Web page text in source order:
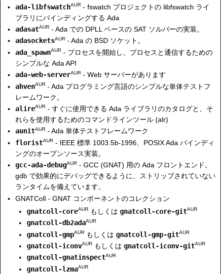
ada-libfswatchAUR - fswatch プロジェクトの libfswatch ライ
ブラリにバインディングする Ada
adasatAUR - Ada での DPLL ベースの SAT ソルバーの実装。
adasocketsAUR - Ada の BSD ソケット。
ada_spawnAUR - プロセスを開始し、プロセスと通信するための
シンプルな Ada API
ada-web-serverAUR - Web サーバーがあります
ahvenAUR - Ada プログラミング言語のシンプルな単体テストフ
レームワーク。
alireAUR - すぐに使用できる Ada ライブラリのカタログと、そ
れらを使用するためのコマンドラインツール (alr)
aunitAUR - Ada 単体テストフレームワーク
floristAUR - IEEE 標準 1003.5b-1996、POSIX Ada バインディ
ングのオープンソース実装。
gcc-ada-debugAUR - GCC (GNAT) 用の Ada フロントエンド。
gdb で効果的にデバッグできるように、ストリップされていない
ランタイムを備えています。
GNATColl - GNAT コンポーネントのコレクション
gnatcoll-coreAURもしくは gnatcoll-core-gitAUR
gnatcoll-db2adaAUR
gnatcoll-gmpAURもしくは gnatcoll-gmp-gitAUR
gnatcoll-iconvAURもしくは gnatcoll-iconv-gitAUR
gnatcoll-gnatinspectAUR
gnatcoll-lzmaAUR